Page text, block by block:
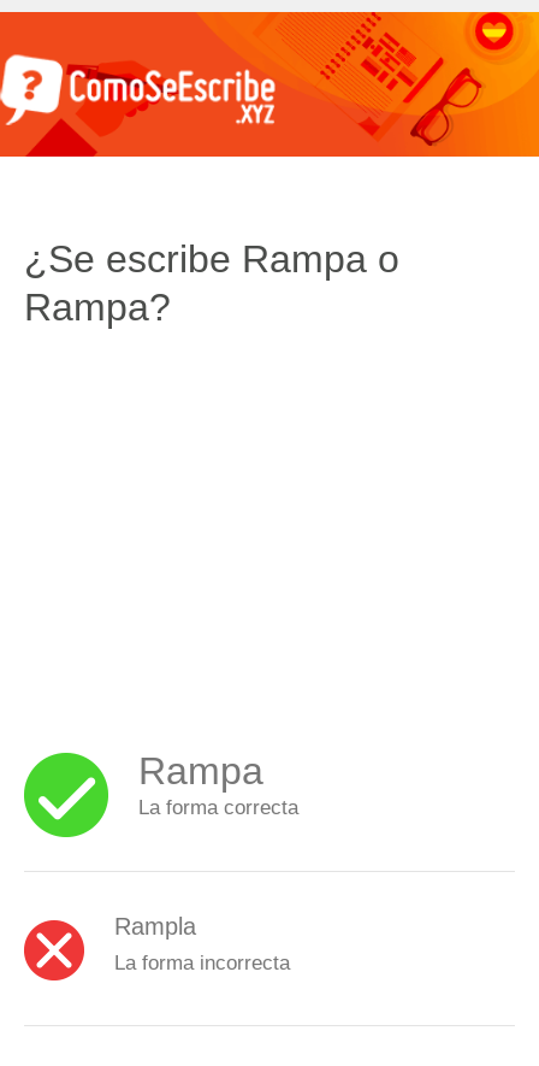
¿Se escribe Rampa o
Rampa?
Rampa
La forma correcta
Rampla
La forma incorrecta